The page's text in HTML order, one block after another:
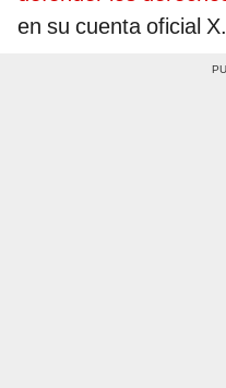
en su cuenta oficial X.